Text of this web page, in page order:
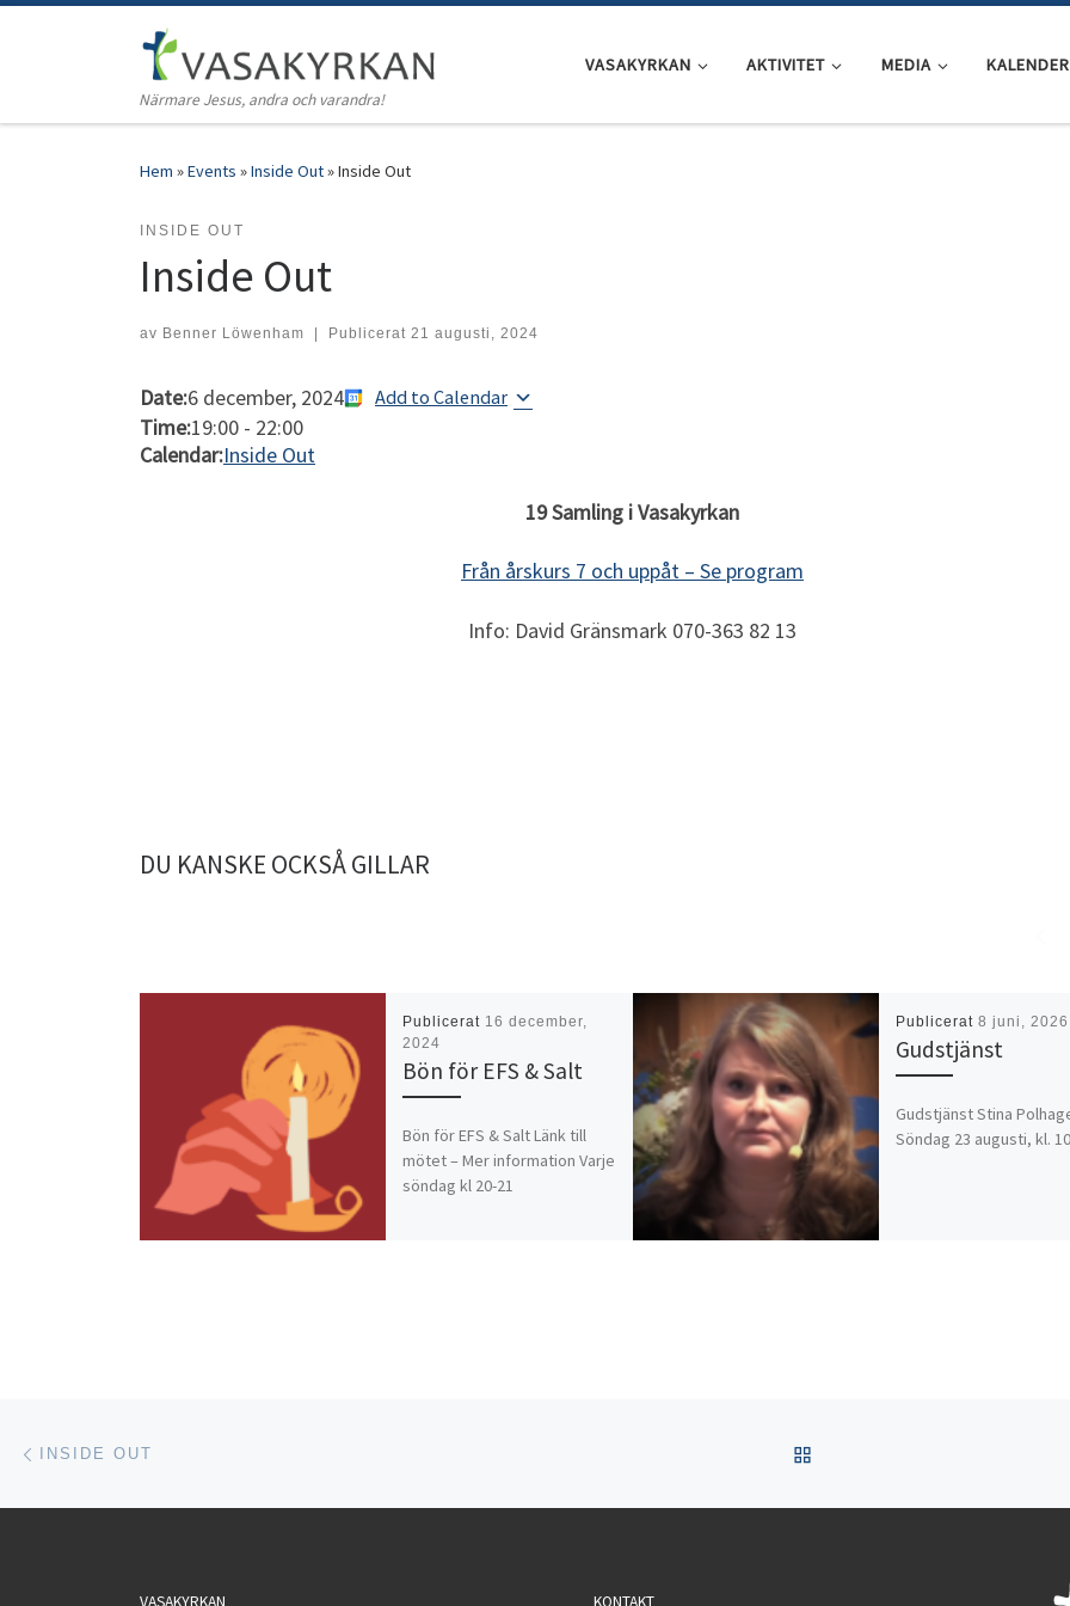
Hoppa till innehåll
Närmare Jesus, andra och varandra!
VASAKYRKAN AKTIVITET MEDIA KALENDER
Hem »Events »Inside Out»Inside Out
INSIDE OUT
Inside Out
av Benner Löwenham Publicerat 21 augusti, 2024
Date:6 december, 2024 Add to Calendar
Time:19:00 - 22:00
Calendar:Inside Out
19 Samling i Vasakyrkan
Från årskurs 7 och uppåt – Se program
Info: David Gränsmark 070-363 82 13
DU KANSKE OCKSÅ GILLAR
Publicerat 16 december,
2024
Bön för EFS & Salt
Bön för EFS & Salt Länk till
mötet – Mer information Varje
söndag kl 20-21
Publicerat 8 juni, 2026
Gudstjänst
Gudstjänst Stina
Söndag 23 augusti, kl. 10
Inläggsnavigering
INSIDE OUT
VASAKYRKAN KONTAKT